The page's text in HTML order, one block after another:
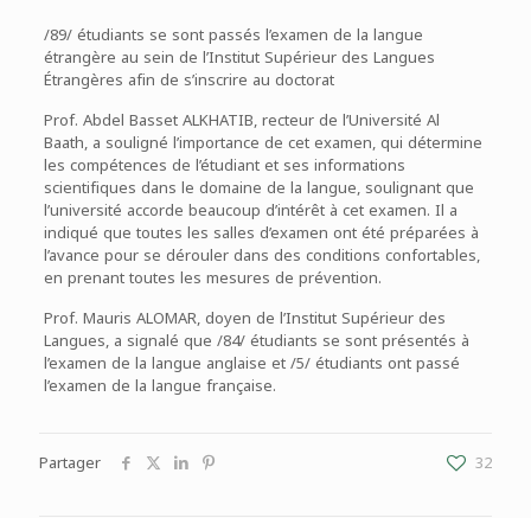
/89/ étudiants se sont passés l’examen de la langue
étrangère au sein de l’Institut Supérieur des Langues
Étrangères afin de s’inscrire au doctorat
Prof. Abdel Basset ALKHATIB, recteur de l’Université Al
Baath, a souligné l’importance de cet examen, qui détermine
les compétences de l’étudiant et ses informations
scientifiques dans le domaine de la langue, soulignant que
l’université accorde beaucoup d’intérêt à cet examen. Il a
indiqué que toutes les salles d’examen ont été préparées à
l’avance pour se dérouler dans des conditions confortables,
en prenant toutes les mesures de prévention.
Prof. Mauris ALOMAR, doyen de l’Institut Supérieur des
Langues, a signalé que /84/ étudiants se sont présentés à
l’examen de la langue anglaise et /5/ étudiants ont passé
l’examen de la langue française.
Partager 32